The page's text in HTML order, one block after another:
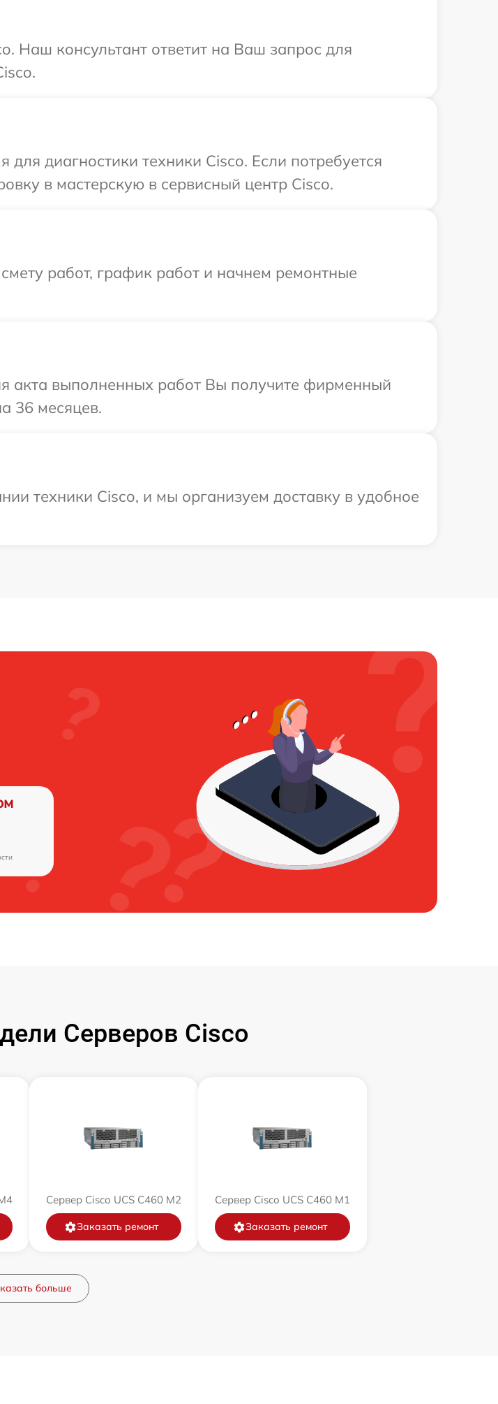
Наш консультант ответит на Ваш запрос для
диагностики техники Cisco. Если потребуется
в мастерскую в сервисный центр Cisco.
работ, график работ и начнем ремонтные
акта выполненных работ Вы получите фирменный
36 месяцев.
техники Cisco, и мы организуем доставку в удобное
Серверов Cisco
Сервер Cisco UCS C460 M2
Заказать ремонт
Сервер Cisco UCS C460 M1
Заказать ремонт
больше